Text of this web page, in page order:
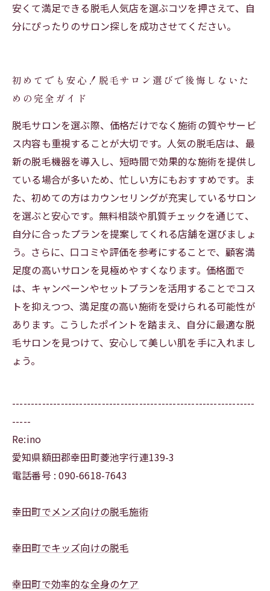
安くて満足できる脱毛人気店を選ぶコツを押さえて、自
分にぴったりのサロン探しを成功させてください。
初めてでも安心！脱毛サロン選びで後悔しないた
めの完全ガイド
脱毛サロンを選ぶ際、価格だけでなく施術の質やサービ
ス内容も重視することが大切です。人気の脱毛店は、最
新の脱毛機器を導入し、短時間で効果的な施術を提供し
ている場合が多いため、忙しい方にもおすすめです。ま
た、初めての方はカウンセリングが充実しているサロン
を選ぶと安心です。無料相談や肌質チェックを通じて、
自分に合ったプランを提案してくれる店舗を選びましょ
う。さらに、口コミや評価を参考にすることで、顧客満
足度の高いサロンを見極めやすくなります。価格面で
は、キャンペーンやセットプランを活用することでコス
トを抑えつつ、満足度の高い施術を受けられる可能性が
あります。こうしたポイントを踏まえ、自分に最適な脱
毛サロンを見つけて、安心して美しい肌を手に入れまし
ょう。
-----------------------------------------------------------------
-----
Re:ino
愛知県額田郡幸田町菱池字行連139-3
電話番号 : 090-6618-7643
幸田町でメンズ向けの脱毛施術
幸田町でキッズ向けの脱毛
幸田町で効率的な全身のケア